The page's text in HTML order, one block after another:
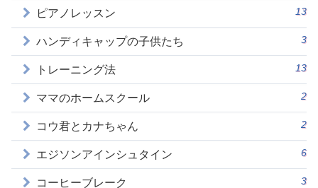
ピアノレッスン 13
ハンディキャップの子供たち 3
トレーニング法 13
ママのホームスクール 2
コウ君とカナちゃん 2
エジソンアインシュタイン 6
コーヒーブレーク 3